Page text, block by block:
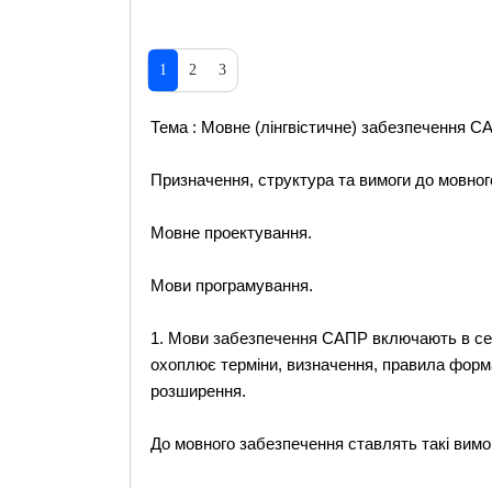
1 2 3
Тема : Мовне (лінгвістичне) забезпечення
Призначення, структура та вимоги до
Мовне проектування.
Мови програмування.
1. Мови забезпечення САПР включають в
охоплює терміни, визначення, правила
розширення.
До мовного забезпечення ставлять такі